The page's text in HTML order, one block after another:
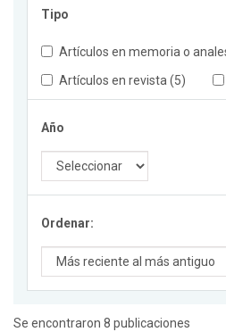
Tipo
Artículos en memoria o
Artículos en revista (5)
Año
Ordenar:
Se encontraron 8 publicaciones